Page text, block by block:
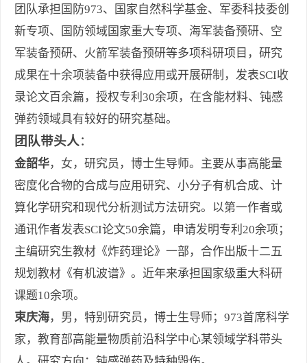
团队承担国防973、国家自然科学基金、军委科技委创
新专项、国防领域国家重大专项、海军装备预研、空
军装备预研、火箭军装备预研等多项科研项目，研究
成果在十余项装备中获得应用或开展研制，发表SCI收
录论文百余篇，授权专利30余项，在含能材料、钝感
弹药领域具有较好的研究基础。
团队带头人：
金韶华，女，研究员，博士生导师。主要从事高能量
密度化合物的合成与应用研究、小分子有机合成、计
算化学研究和现代分析测试方法研究。以第一作者或
通讯作者发表SCI论文50余篇，申请发明专利20余项；
主编研究生教材《炸药理论》一部，合作出版十二五
规划教材《有机波谱》。近年来承担国家级重大科研
课题10余项。
束庆海，男，特别研究员，博士生导师；973首席科学
家，教育部高能量物质前沿科学中心某领域学科带头